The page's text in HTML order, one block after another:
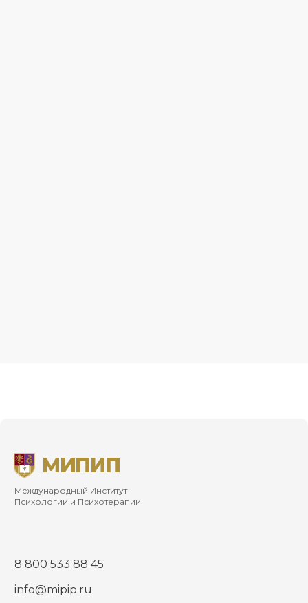
Международный Институт
Психологии и Психотерапии
8 800 533 88 45
info@mipip.ru